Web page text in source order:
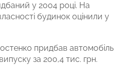
у 2004 році. На
будинок оцінили у
придбав автомобіль
за 200,4 тис. грн.